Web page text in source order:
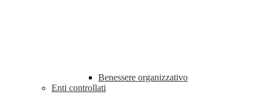
Benessere organizzativo
Enti controllati